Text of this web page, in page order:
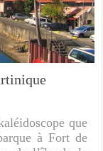
que
à Fort de